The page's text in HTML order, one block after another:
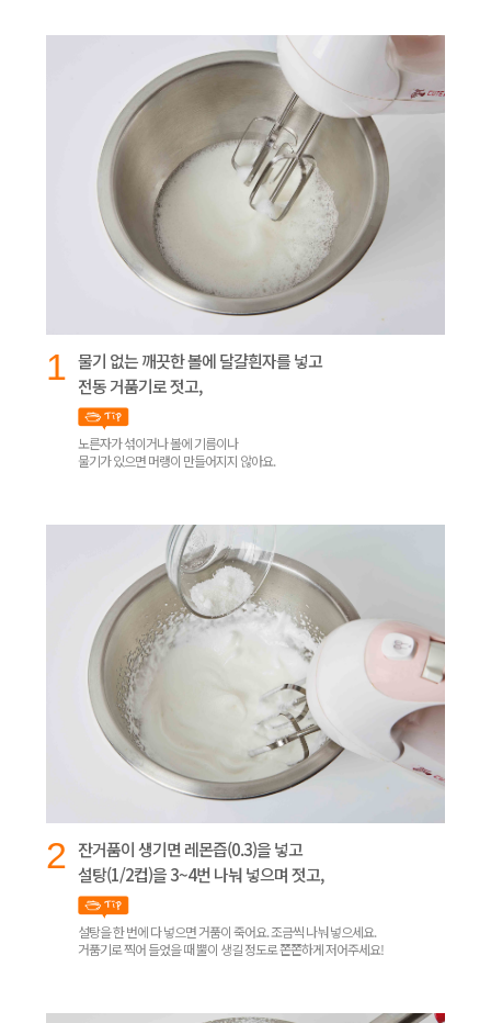
1 물기 없는 깨끗한 볼에 달걀흰자를 넣고
전동 거품기로 젓고,
노른자가 섞이거나 볼에 기름이나
물기가 있으면 머랭이 만들어지지 않아요.
2 잔거품이 생기면 레몬즙(0.3)을 넣고
설탕(1/2컵)을 3~4번 나눠 넣으며 젓고,
설탕을 한 번에 다 넣으면 거품이 죽어요. 조금씩 나눠 넣으세요.
거품기로 찍어 들었을 때 뿔이 생길 정도로 쫀쫀하게 저어주세요!